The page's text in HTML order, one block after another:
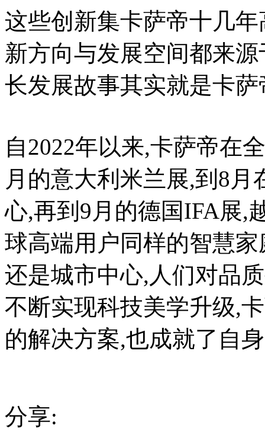
这些创新集卡萨帝十几
新方向与发展空间都来
长发展故事其实就是卡萨
自2022年以来,卡萨帝在
月的意大利米兰展,到8
心,再到9月的德国IFA展,
球高端用户同样的智慧
还是城市中心,人们对品
不断实现科技美学升级,
的解决方案,也成就了自
分享: